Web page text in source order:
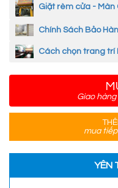
Giặt rèm cửa - Màn
Chính Sách Bảo
Cách chọn trang trí
Giao
mua
YÊN